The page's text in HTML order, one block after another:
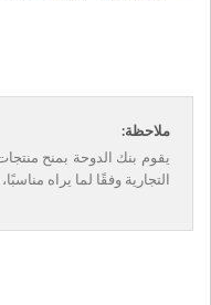
ملاحظة:
يقوم بنك الدوحة بمنح
التجارية وفقًا لما يراه